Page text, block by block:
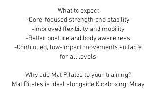
What to expect
-Core-focused strength and stability
-Improved flexibility and mobility
-Better posture and body awareness
-Controlled, low-impact movements suitable
for all levels
Why add Mat Pilates to your training?
Mat Pilates is ideal alongside Kickboxing, Muay